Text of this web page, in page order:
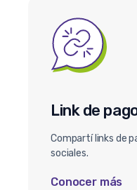
Link de
Compartí links de
sociales.
Conocer más